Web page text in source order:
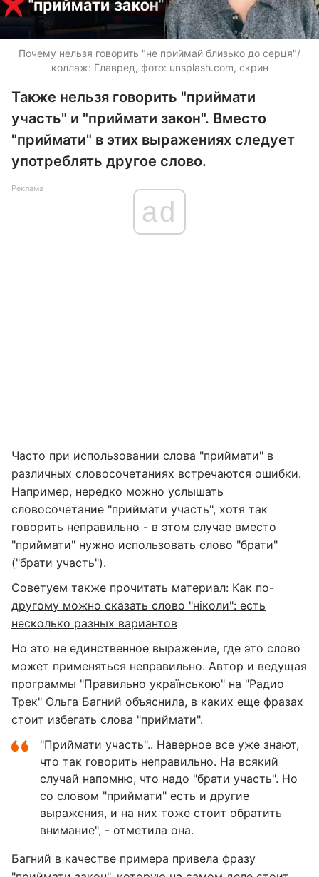
Почему нельзя говорить "не приймай близько до серця"/
коллаж: Главред, фото: unsplash.com, скрин
Также нельзя говорить "приймати
участь" и "приймати закон". Вместо
"приймати" в этих выражениях следует
употреблять другое слово.
Реклама
ad
Часто при использовании слова "приймати" в
различных словосочетаниях встречаются ошибки.
Например, нередко можно услышать
словосочетание "приймати участь", хотя так
говорить неправильно - в этом случае вместо
"приймати" нужно использовать слово "брати"
("брати участь").
Советуем также прочитать материал: Как по-
другому можно сказать слово "ніколи": есть
несколько разных вариантов
Но это не единственное выражение, где это слово
может применяться неправильно. Автор и ведущая
программы "Правильно українською" на "Радио
Трек" Ольга Багний объяснила, в каких еще фразах
стоит избегать слова "приймати".
"Приймати участь".. Наверное все уже знают,
что так говорить неправильно. На всякий
случай напомню, что надо "брати участь". Но
со словом "приймати" есть и другие
выражения, и на них тоже стоит обратить
внимание", - отметила она.
Багний в качестве примера привела фразу